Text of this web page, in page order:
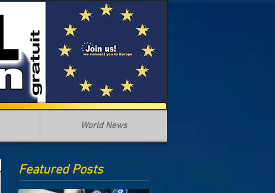
World News
Featured Posts